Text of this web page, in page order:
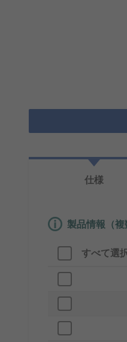
仕様
製品情報（
すべて選